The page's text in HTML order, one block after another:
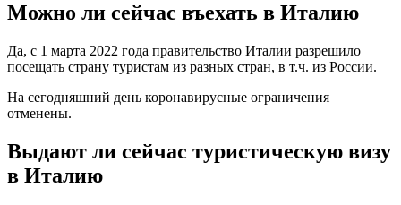
Можно ли сейчас въехать в Италию
Да, с 1 марта 2022 года правительство Италии разрешило
посещать страну туристам из разных стран, в т.ч. из России.
На сегодняшний день коронавирусные ограничения
отменены.
Выдают ли сейчас туристическую визу
в Италию